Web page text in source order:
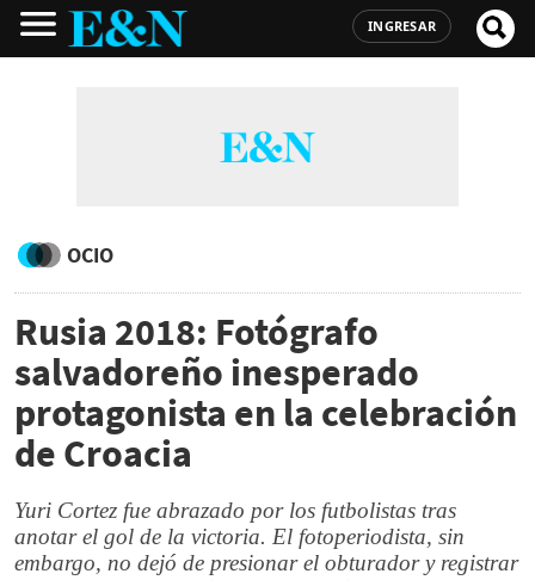
INGRESAR
OCIO
Rusia 2018: Fotógrafo
salvadoreño inesperado
protagonista en la celebración
de Croacia
Yuri Cortez fue abrazado por los futbolistas tras
anotar el gol de la victoria. El fotoperiodista, sin
embargo, no dejó de presionar el obturador y registrar